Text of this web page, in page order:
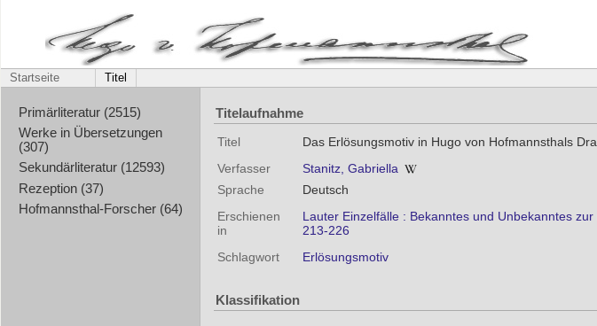
Startseite Titel
Primärliteratur (2515)
Werke in Übersetzungen
(307)
Sekundärliteratur (12593)
Rezeption (37)
Hofmannsthal-Forscher (64)
Titelaufnahme
Titel
Das Erlösungsmotiv in Hugo von Hofmannsthals
Verfasser
Stanitz, Gabriella
Sprache
Deutsch
Erschienen
in
Lauter Einzelfälle : Bekanntes und Unbekanntes
213-226
Schlagwort
Erlösungsmotiv
Klassifikation